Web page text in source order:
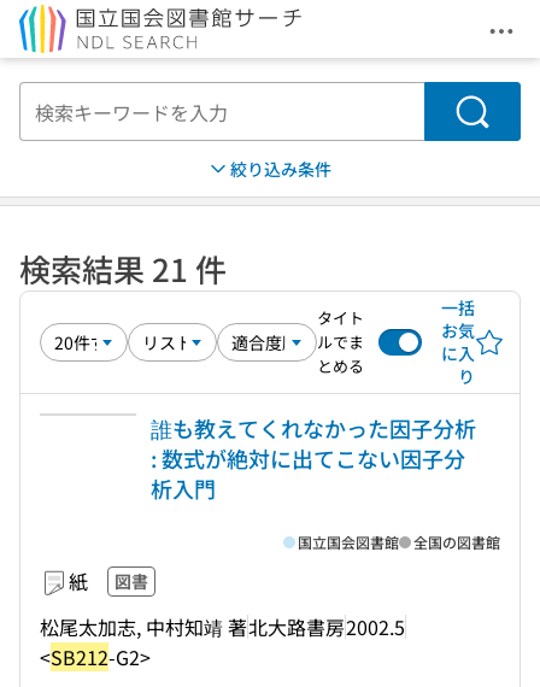
メ
検索
絞り込み条件
検索結果 21 件
タイト
ルでま
とめる
一括
お気
に入
り
誰も教えてくれなかった因子分析
: 数式が絶対に出てこない因子分
析入門
紙 図書
松尾太加志, 中村知靖 著北大路書房2002.5
<SB212-G2>
国立国会図書館 全国の図書館